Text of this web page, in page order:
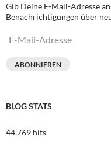
Gib Deine E-Mail-Adresse
Benachrichtigungen über
E-
ABONNIEREN
BLOG STATS
44.769 hits